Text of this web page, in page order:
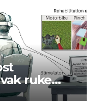
ruke